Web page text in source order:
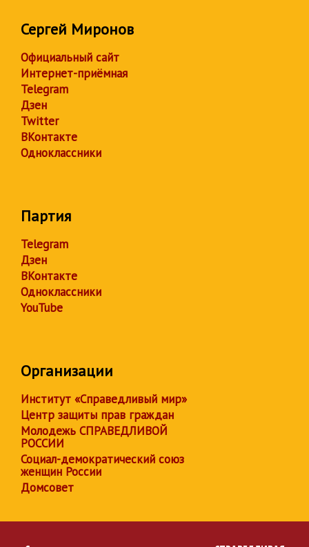
Сергей Миронов
Официальный сайт
Интернет-приёмная
Telegram
Дзен
Twitter
ВКонтакте
Одноклассники
Партия
Telegram
Дзен
ВКонтакте
Одноклассники
YouTube
Организации
Институт «Справедливый мир»
Центр защиты прав граждан
Молодежь СПРАВЕДЛИВОЙ
РОССИИ
Социал-демократический союз
женщин России
Домсовет